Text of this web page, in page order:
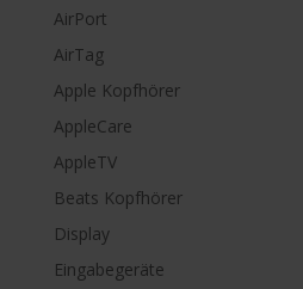
AirPort
AirTag
Apple Kopfhörer
AppleCare
AppleTV
Beats Kopfhörer
Display
Eingabegeräte